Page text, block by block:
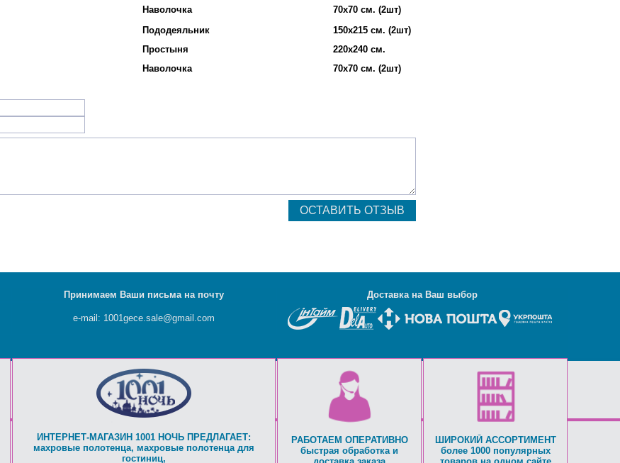
Наволочка
70х70 см. (2шт)
Пододеяльник
Простыня
Наволочка
150х215 см. (2шт)
220х240 см.
70х70 см. (2шт)
Принимаем Ваши письма на почту Доставка на Ваш выбор
e-mail: 1001gece.sale@gmail.com
ИНТЕРНЕТ-МАГАЗИН 1001 НОЧЬ ПРЕДЛАГАЕТ:
махровые полотенца, махровые полотенца для
гостиниц,
РАБОТАЕМ ОПЕРАТИВНО
быстрая обработка и
ШИРОКИЙ АССОРТИМЕНТ
более 1000 популярных